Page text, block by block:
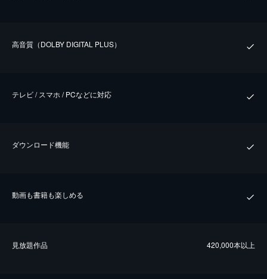
⾼⾳質（DOLBY DIGITAL PLUS）
テレビ / スマホ / PCなどに対応
ダウンロード機能
動画も書籍も楽しめる
⾒放題作品 420,000本以上